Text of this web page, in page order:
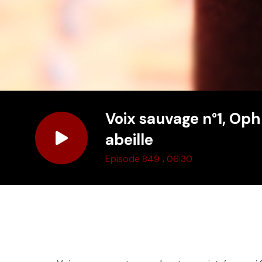
Voix sauvage n°1,
abeille
Episode 849 .06:30